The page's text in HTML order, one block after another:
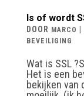
Is of wordt
DOOR MARCO |
BEVEILIGING
Wat is SSL
Het is een
bekijken van